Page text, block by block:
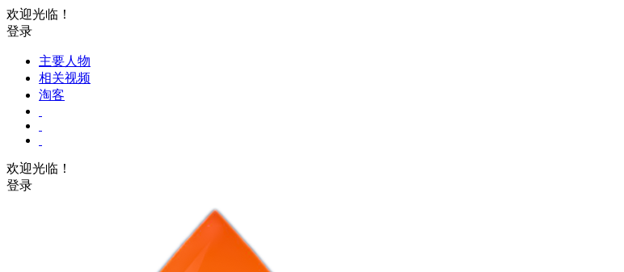
欢迎光临！
登录
主要人物
相关视频
淘客
欢迎光临！
登录